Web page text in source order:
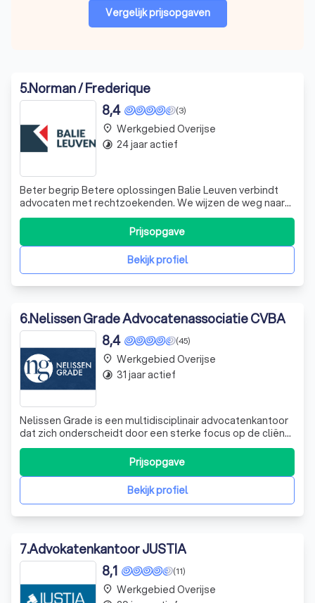
Vergelijk prijsopgaven
5.Norman / Frederique
(3)
8,4
Beter begrip Betere oplossingen Balie Leuven verbindt
advocaten met rechtzoekenden. We wijzen de weg naar
het juiste advies door het aanreiken van transparante
Bekijk profiel
Prijsopgave
place Werkgebied Overijse
timelapse 24 jaar actief
6.Nelissen Grade Advocatenassociatie CVBA
(45)
8,4
Nelissen Grade is een multidisciplinair advocatenkantoor
dat zich onderscheidt door een sterke focus op de cliënt,
kwaliteit en een schat aan ervaring. Vanuit onze
vestigingen in Leuven, Brussel en Hasselt staan we
particulieren, bedrijven en overheden bij in een breed
scala aan juridische zaken, zoBekijk profiel
Prijsopgave
place Werkgebied Overijse
timelapse 31 jaar actief
7.Advokatenkantoor JUSTIA
(11)
8,1
place Werkgebied Overijse